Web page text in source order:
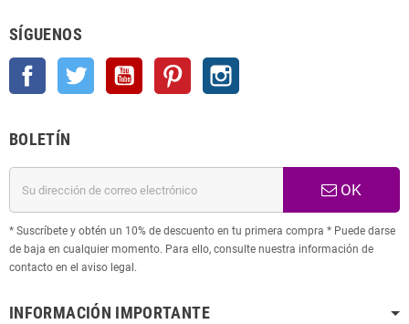
SÍGUENOS
Facebook Twitter YouTube Pinterest
BOLETÍN
OK
* Suscríbete y obtén un 10% de descuento en tu primera compra * Puede darse
de baja en cualquier momento. Para ello, consulte nuestra información de
contacto en el aviso legal.
INFORMACIÓN IMPORTANTE